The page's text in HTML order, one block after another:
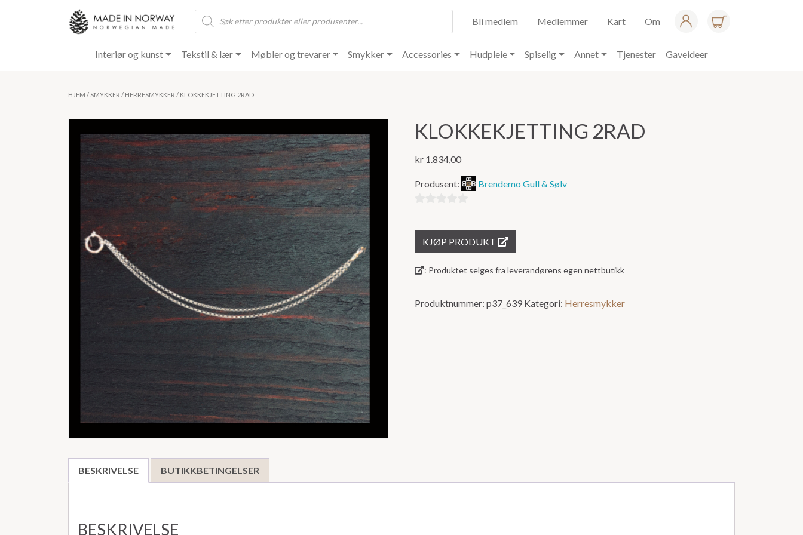
Products
search
Bli medlem Medlemmer Kart Om
Interiør og kunst Tekstil & lær Møbler og trevarer Smykker Accessories Hudpleie Spiselig Annet Tjenester Gaveideer
HJEM / SMYKKER / HERRESMYKKER / KLOKKEKJETTING 2RAD
KLOKKEKJETTING 2RAD
kr 1.834,00
Produsent: Brendemo Gull & Sølv
avKJØP PRODUKT
: Produktet selges fra leverandørens egen nettbutikk
Produktnummer:p37_639 Kategori: Herresmykker
BESKRIVELSE BUTIKKBETINGELSER
BESKRIVELSE